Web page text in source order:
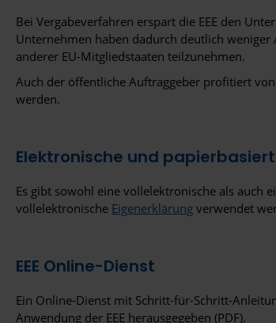
Bei Vergabeverfahren erspart die EEE den
Unternehmen haben dadurch deutlich weniger
anderer EU-Mitgliedstaaten teilzunehmen.
Auch der öffentliche Auftraggeber profitiert
werden.
Elektronische und
Es gibt sowohl eine vollelektronische als auch
vollelektronische Eigenerklärung verwendet
EEE Online-Dienst
Ein Online-Dienst mit Schritt-für-Schritt-
Anwendung der EEE herausgegeben (PDF).